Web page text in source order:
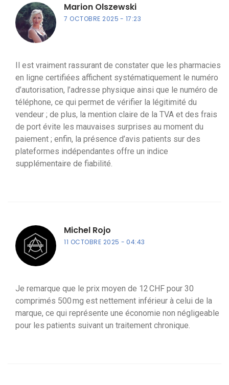
Marion Olszewski
7 OCTOBRE 2025 17:23
Il est vraiment rassurant de constater que les pharmacies
en ligne certifiées affichent systématiquement le numéro
d’autorisation, l’adresse physique ainsi que le numéro de
téléphone, ce qui permet de vérifier la légitimité du
vendeur ; de plus, la mention claire de la TVA et des frais
de port évite les mauvaises surprises au moment du
paiement ; enfin, la présence d’avis patients sur des
plateformes indépendantes offre un indice
supplémentaire de fiabilité.
Michel Rojo
11 OCTOBRE 2025 04:43
Je remarque que le prix moyen de 12 CHF pour 30
comprimés 500 mg est nettement inférieur à celui de la
marque, ce qui représente une économie non négligeable
pour les patients suivant un traitement chronique.